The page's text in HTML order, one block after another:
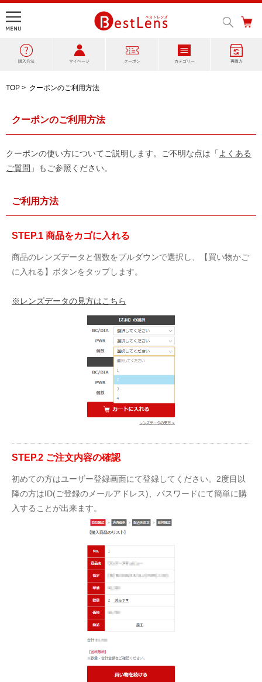
購入方法 マイページ クーポン カテゴリー 再購入
TOP > クーポンのご利用方法
クーポンのご利用方法
クーポンの使い方についてご説明します。ご不明な点は「 よくある
ご質問 」もご参照ください。
ご利用方法
STEP.1 商品をカゴに入れる
商品のレンズデータと個数をプルダウンで選択し、【買い物かご
に入れる】ボタンをタップします。
※レンズデータの見方はこちら
STEP.2 ご注文内容の確認
初めての方はユーザー登録画面にて登録してください。2度目以
降の方はID(ご登録のメールアドレス)、パスワードにて簡単に購
入することが出来ます。